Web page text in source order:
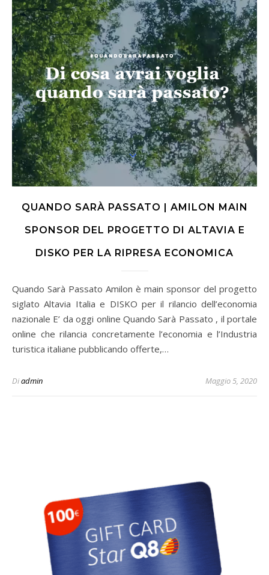
QUANDO SARÀ PASSATO | AMILON MAIN
SPONSOR DEL PROGETTO DI ALTAVIA E
DISKO PER LA RIPRESA ECONOMICA
Quando Sarà Passato Amilon è main sponsor del progetto
siglato Altavia Italia e DISKO per il rilancio dell’economia
nazionale E’ da oggi online Quando Sarà Passato , il portale
online che rilancia concretamente l’economia e l’Industria
turistica italiane pubblicando offerte,…
Diadmin Maggio 5, 2020